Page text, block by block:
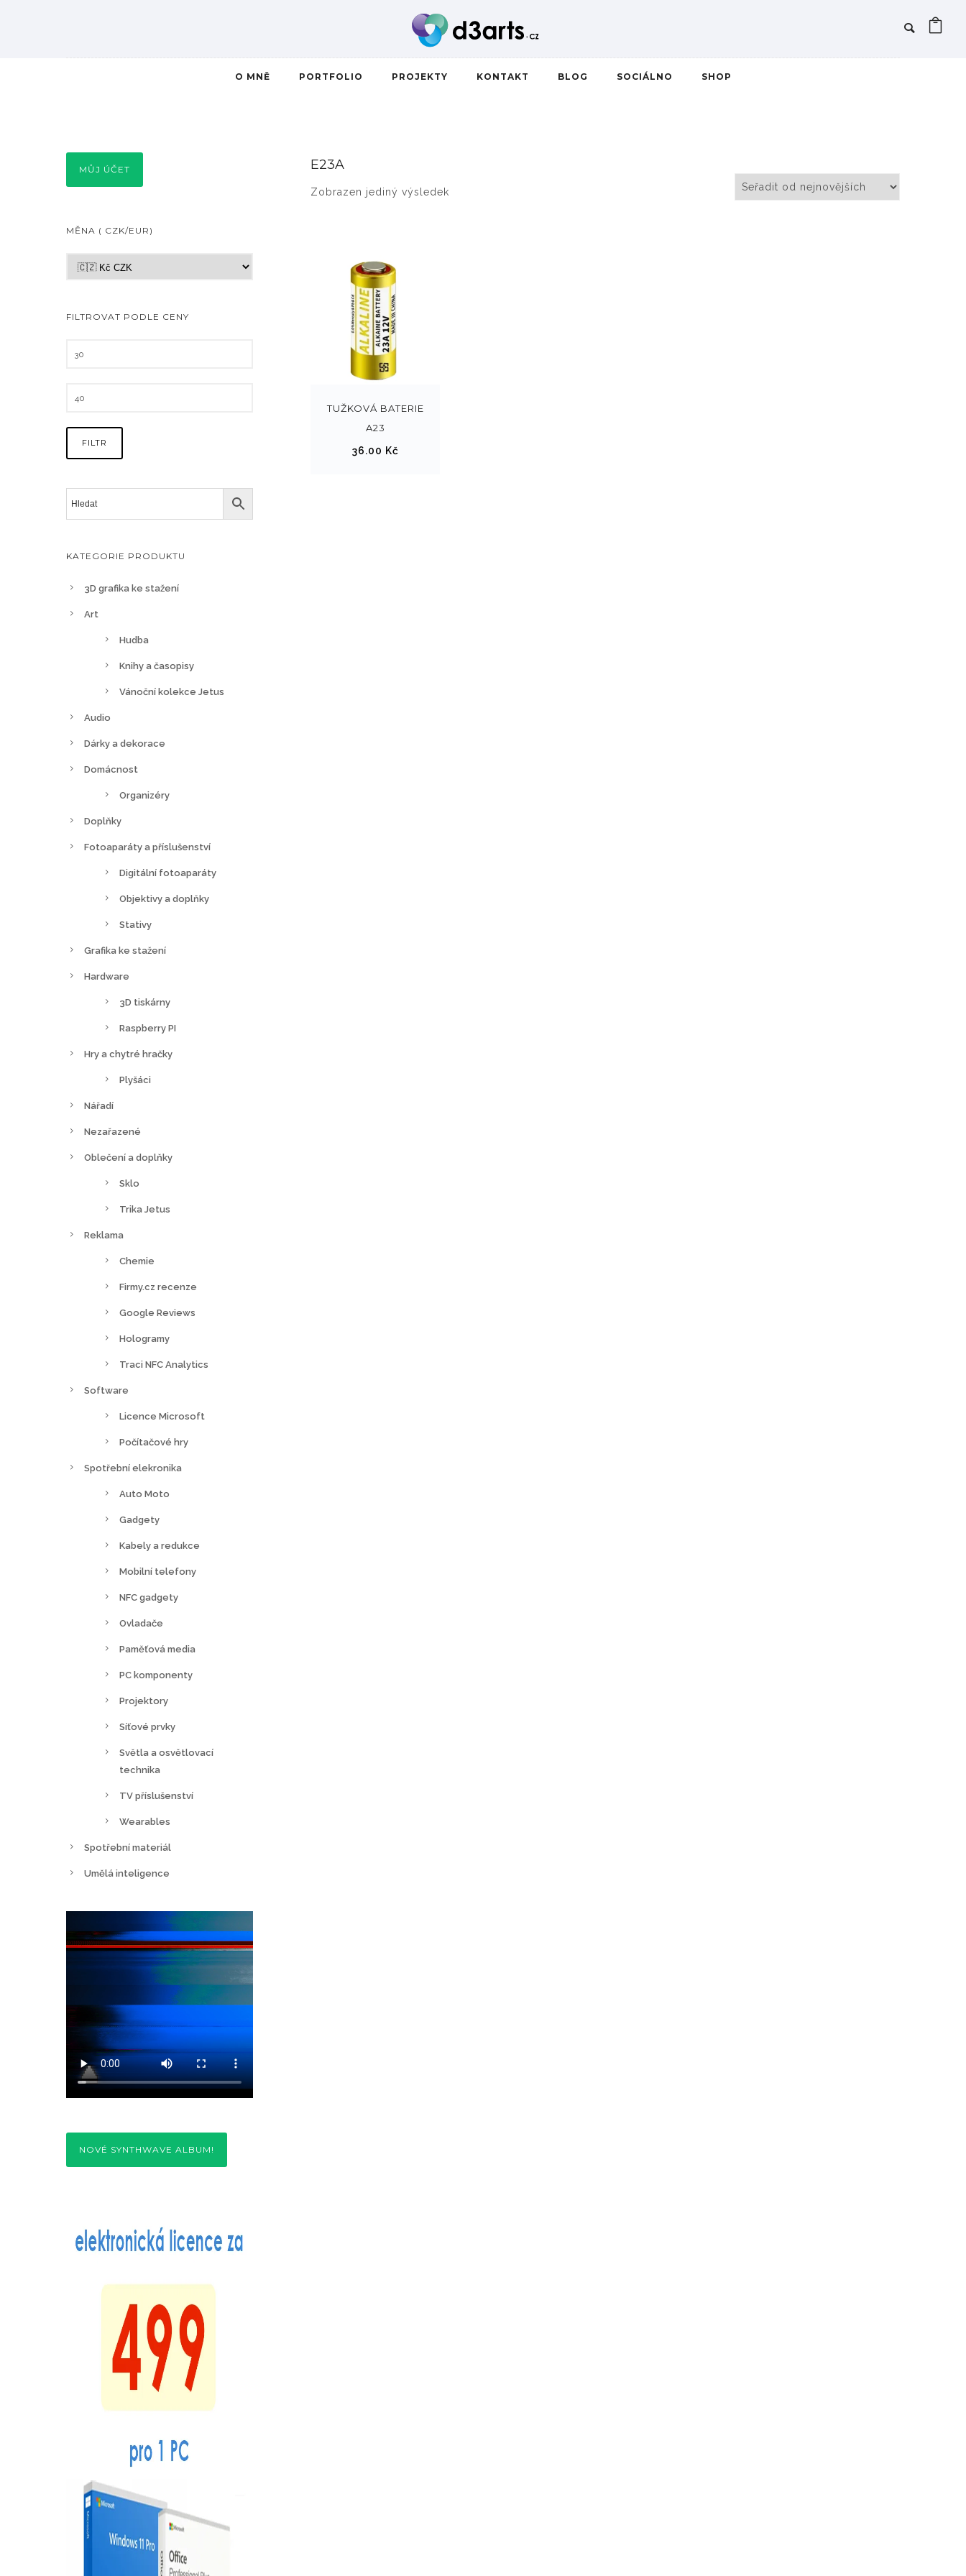
O MNĚ PORTFOLIO PROJEKTY KONTAKT BLOG SOCIÁLNO SHOP
E23A
Zobrazen jediný výsledek
TUŽKOVÁ BATERIE
A23
36.00 Kč
MŮJ ÚČET
MĚNA ( CZK/EUR)
FILTROVAT PODLE CENY
FILTR
KATEGORIE PRODUKTU
3D grafika ke stažení
Art
Hudba
Knihy a časopisy
Vánoční kolekce Jetus
Audio
Dárky a dekorace
Domácnost
Organizéry
Doplňky
Fotoaparáty a příslušenství
Digitální fotoaparáty
Objektivy a doplňky
Stativy
Grafika ke stažení
Hardware
3D tiskárny
Raspberry PI
Hry a chytré hračky
Plyšáci
Nářadí
Nezařazené
Oblečení a doplňky
Sklo
Trika Jetus
Reklama
Chemie
Firmy.cz recenze
Google Reviews
Hologramy
Traci NFC Analytics
Software
Licence Microsoft
Počítačové hry
Spotřební elekronika
Auto Moto
Gadgety
Kabely a redukce
Mobilní telefony
NFC gadgety
Ovladače
Paměťová media
PC komponenty
Projektory
Síťové prvky
Světla a osvětlovací
technika
TV příslušenství
Wearables
Spotřební materiál
Umělá inteligence
NOVÉ SYNTHWAVE ALBUM!